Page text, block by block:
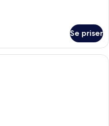
Se priser
Minibar, pengeskab på værelset,